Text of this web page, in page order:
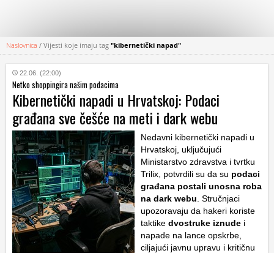
KATEGORIJE
HRVATSKI
WEB
Naslovnica / Vijesti koje imaju tag "kibernetički napad"
22.06. (22:00)
Netko shoppingira našim podacima
Kibernetički napadi u Hrvatskoj: Podaci
građana sve češće na meti i dark webu
Nedavni kibernetički napadi u
Hrvatskoj, uključujući
Ministarstvo zdravstva i tvrtku
Trilix, potvrdili su da su podaci
građana postali unosna roba
na dark webu . Stručnjaci
upozoravaju da hakeri koriste
taktike dvostruke iznude i
napade na lance opskrbe,
ciljajući javnu upravu i kritičnu